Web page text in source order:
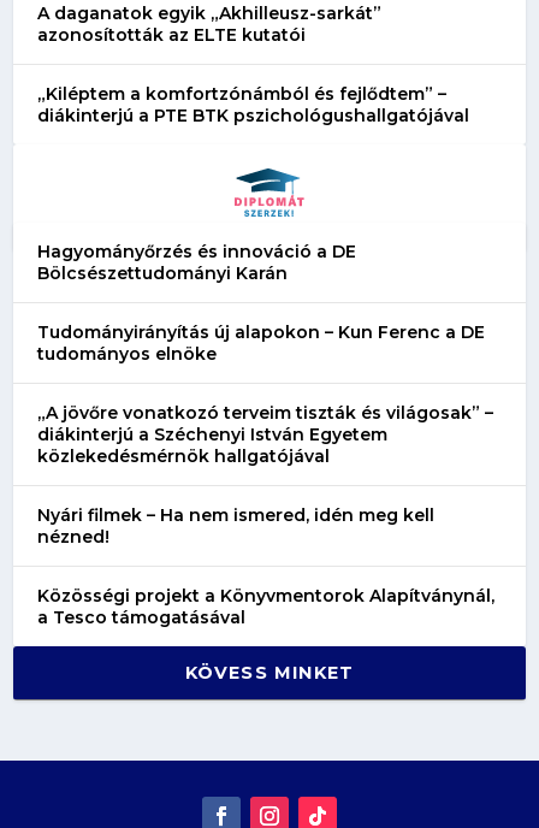
A daganatok egyik „Akhilleusz-sarkát”
azonosították az ELTE kutatói
„Kiléptem a komfortzónámból és fejlődtem” –
diákinterjú a PTE BTK pszichológushallgatójával
Hagyományőrzés és innováció a DE
Bölcsészettudományi Karán
Tudományirányítás új alapokon – Kun Ferenc a DE
tudományos elnöke
„A jövőre vonatkozó terveim tiszták és világosak” –
diákinterjú a Széchenyi István Egyetem
közlekedésmérnök hallgatójával
Nyári filmek – Ha nem ismered, idén meg kell
nézned!
Közösségi projekt a Könyvmentorok Alapítványnál,
a Tesco támogatásával
KÖVESS MINKET